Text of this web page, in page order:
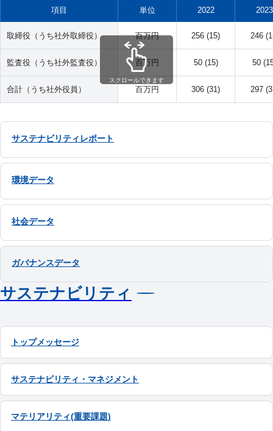
項目 単位 2022 2023
取締役（うち社外取締役） 百万円 256 (15) 246
監査役（うち社外監査役） 百万円 50 (15) 50
合計（うち社外役員） 百万円 306 (31) 297
スクロールできます
サステナビリティレポート
環境データ
社会データ
ガバナンスデータ
サステナビリティ
トップメッセージ
サステナビリティ・マネジメント
マテリアリティ(重要課題)